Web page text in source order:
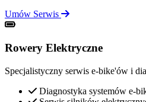
Umów Serwis
Rowery Elektryczne
Specjalistyczny serwis e-bike'ów i
Diagnostyka systemów e-